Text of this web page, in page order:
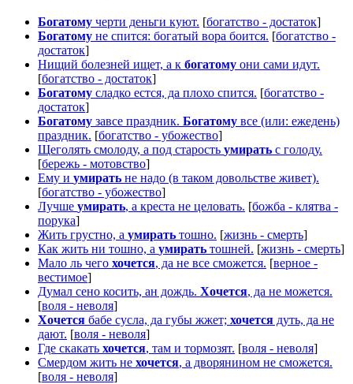
Богатому черти деньги куют. [богатство - достаток]
Богатому не спится: богатый вора боится. [богатство -
достаток]
Нищий болезней ищет, а к богатому они сами идут.
[богатство - достаток]
Богатому сладко естся, да плохо спится. [богатство -
достаток]
Богатому завсе праздник. Богатому все (или: ежедень)
праздник. [богатство - убожество]
Щеголять смолоду, а под старость умирать с голоду.
[бережь - мотовство]
Ему и умирать не надо (в таком довольстве живет).
[богатство - убожество]
Лучше умирать, а креста не целовать. [божба - клятва -
порука]
Жить грустно, а умирать тошно. [жизнь - смерть]
Как жить ни тошно, а умирать тошней. [жизнь - смерть]
Мало ль чего хочется, да не все сможется. [верное -
вестимое]
Думал сено косить, ан дождь. Хочется, да не можется.
[воля - неволя]
Хочется бабе сусла, да губы жжет; хочется дуть, да не
дают. [воля - неволя]
Где скакать хочется, там и тормозят. [воля - неволя]
Смердом жить не хочется, а дворянином не сможется.
[воля - неволя]